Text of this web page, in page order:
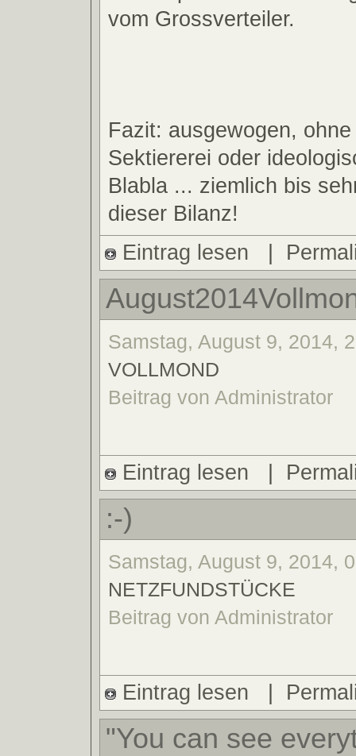
vom Grossverteiler.
Fazit: ausgewogen,
Sektiererei oder
Blabla ... ziemlich bis
dieser Bilanz!
Eintrag lesen
|
Samstag, August 9, 2014,
VOLLMOND
Beitrag von Administrator
Eintrag lesen |
:-)
Samstag, August 9, 2014,
NETZFUNDSTÜCKE
Beitrag von Administrator
Eintrag lesen |
"You can see